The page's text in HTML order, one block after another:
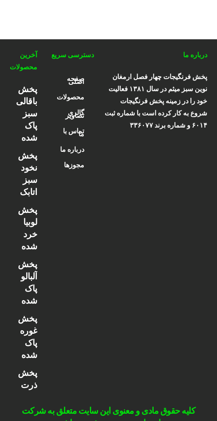
درباره ما
پخش فرنگیجات چهار فصل ارمغان
نوین سبز میثم در سال ۱۳۸۱ فعالیت
خود را در زمینه پخش فرنگیجات
شروع به کار کرده است با شماره ثبت
۶۰۱۴ و شماره برند ۳۳۶۰۷۷
دسترسی سریع
صفحه
اصلی
محصولات
گالری
تصاویر
تماس با
ما
درباره ما
مجوزها
آخرین
محصولات
پخش
باقالی
سبز
پاک
شده
پخش
نخود
سبز
اتابک
پخش
لوبیا
خرد
شده
پخش
آلبالو
پاک
شده
پخش
غوره
پاک
شده
پخش
ذرت
کلیه حقوق مادی و معنوی این سایت متعلق به شرکت